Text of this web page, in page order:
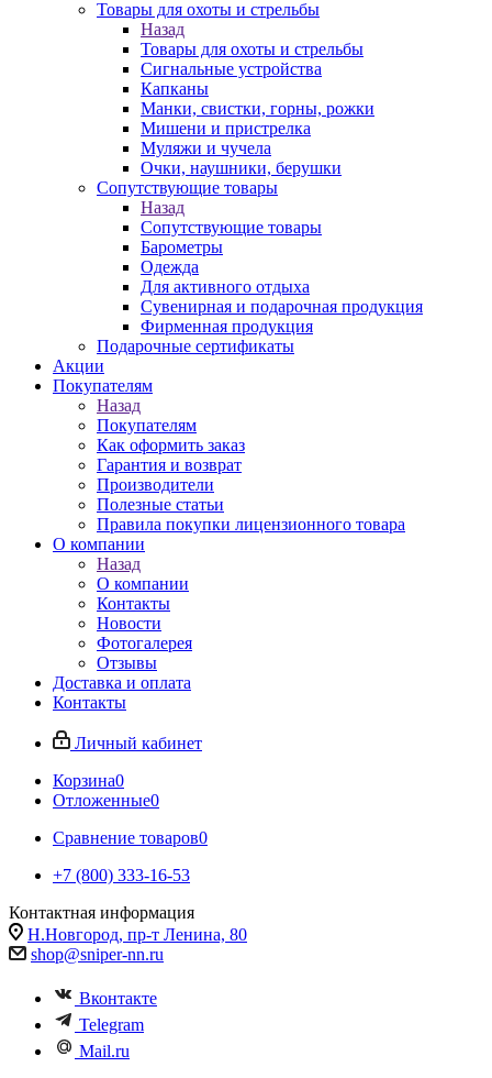
Товары для охоты и стрельбы
Назад
Товары для охоты и стрельбы
Сигнальные устройства
Капканы
Манки, свистки, горны, рожки
Мишени и пристрелка
Муляжи и чучела
Очки, наушники, берушки
Сопутствующие товары
Назад
Сопутствующие товары
Барометры
Одежда
Для активного отдыха
Сувенирная и подарочная продукция
Фирменная продукция
Подарочные сертификаты
Акции
Покупателям
Назад
Покупателям
Как оформить заказ
Гарантия и возврат
Производители
Полезные статьи
Правила покупки лицензионного товара
О компании
Назад
О компании
Контакты
Новости
Фотогалерея
Отзывы
Доставка и оплата
Контакты
Личный кабинет
Корзина0
Отложенные0
Сравнение товаров0
+7 (800) 333-16-53
Контактная информация
Н.Новгород, пр-т Ленина, 80
shop@sniper-nn.ru
Вконтакте
Telegram
Mail.ru